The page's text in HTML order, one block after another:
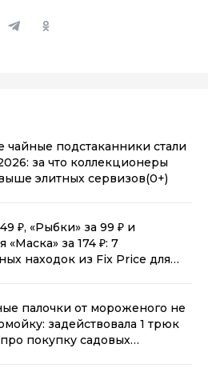
чайные подстаканники стали
за что коллекционеры
элитных сервизов(0+)
₽, «Рыбки» за 99 ₽ и
«Маска» за 174 ₽: 7
находок из Fix Price для
палочки от мороженого не
задействовала 1 трюк
покупку садовых